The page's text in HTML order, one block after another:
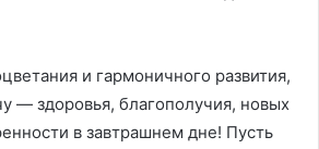
и гармоничного развития,
— здоровья, благополучия, новых
в завтрашнем дне! Пусть